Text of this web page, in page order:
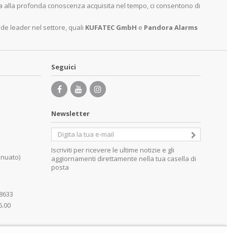
profonda conoscenza acquisita nel tempo, ci consentono di
leader nel settore, quali KUFATEC GmbH e Pandora Alarms
Seguici
Newsletter
Iscriviti per ricevere le ultime notizie e gli
aggiornamenti direttamente nella tua casella di
posta